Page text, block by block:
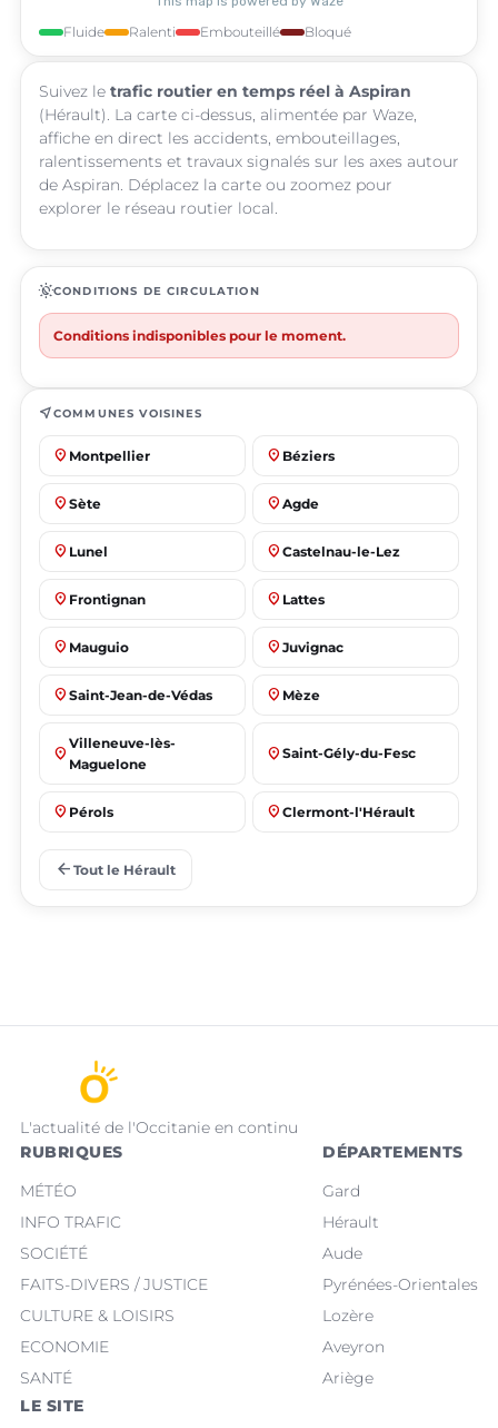
Fluide Ralenti Embouteillé Bloqué
Suivez le trafic routier en temps réel à Aspiran
(Hérault). La carte ci-dessus, alimentée par Waze,
affiche en direct les accidents, embouteillages,
ralentissements et travaux signalés sur les axes autour
de Aspiran. Déplacez la carte ou zoomez pour
explorer le réseau routier local.
routineCONDITIONS DE CIRCULATION
Conditions indisponibles pour le moment.
near_meCOMMUNES VOISINES
place Montpellier place Béziers
place Sète place Agde
place Lunel place Castelnau-le-Lez
place Frontignan place Lattes
place Mauguio place Juvignac
place Saint-Jean-de-Védas place Mèze
place
Villeneuve-lès-
Maguelone
place Saint-Gély-du-Fesc
place Pérols place Clermont-l'Hérault
place
arrow_back Tout le Hérault
L'actualité de l'Occitanie en continu
RUBRIQUES
MÉTÉO
INFO TRAFIC
SOCIÉTÉ
FAITS-DIVERS / JUSTICE
CULTURE & LOISIRS
ECONOMIE
SANTÉ
DÉPARTEMENTS
Gard
Hérault
Aude
Pyrénées-Orientales
Lozère
Aveyron
Ariège
LE SITE